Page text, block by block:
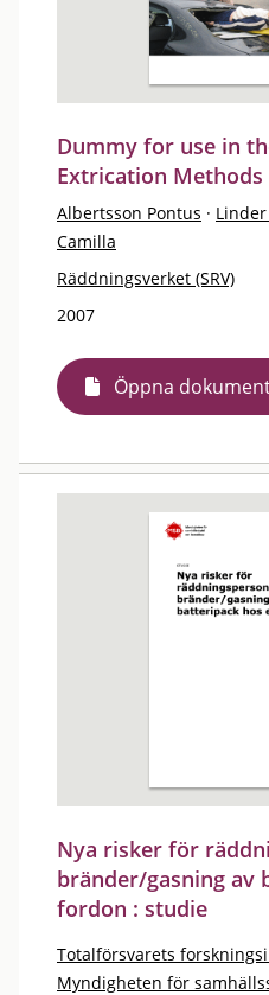
Dummy for use in
Extrication
Albertsson Pontus ·
Camilla
Räddningsverket (SRV)
2007
Öppna
Nya risker för
bränder/gasning av
fordon : studie
Totalförsvarets
Myndigheten för